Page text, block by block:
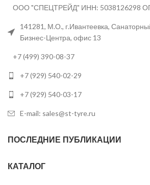
ООО "СПЕЦТРЕЙД" ИНН: 5038126298
141281, М.О., г.Ивантеевка,
Бизнес-Центра, офис 13
+7 (499) 390-08-37
+7 (929) 540-02-29
+7 (929) 540-03-17
E-mail: sales@st-tyre.ru
ПОСЛЕДНИЕ ПУБЛИКАЦИИ
КАТАЛОГ